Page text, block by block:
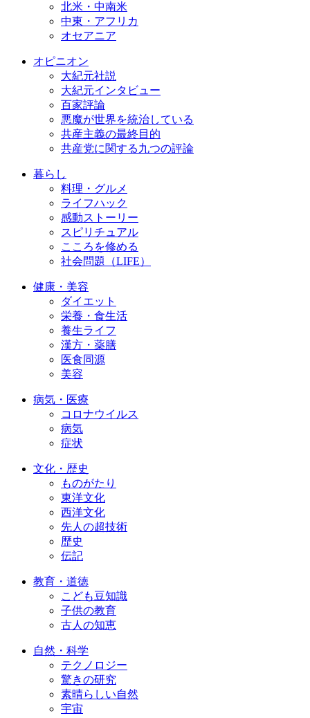
北米・中南米
中東・アフリカ
オセアニア
オピニオン
大紀元社説
大紀元インタビュー
百家評論
悪魔が世界を統治している
共産主義の最終目的
共産党に関する九つの評論
暮らし
料理・グルメ
ライフハック
感動ストーリー
スピリチュアル
こころを修める
社会問題（LIFE）
健康・美容
ダイエット
栄養・食生活
養生ライフ
漢方・薬膳
医食同源
美容
病気・医療
コロナウイルス
病気
症状
文化・歴史
ものがたり
東洋文化
西洋文化
先人の超技術
歴史
伝記
教育・道徳
こども豆知識
子供の教育
古人の知恵
自然・科学
テクノロジー
驚きの研究
素晴らしい自然
宇宙